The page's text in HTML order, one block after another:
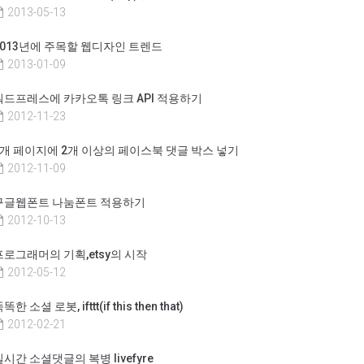
2013-05-13
년에 주목할 웹디자인 트렌드
2013-01-09
드프레스에 카카오톡 링크 API 적용하기
2012-11-23
페이지에 2개 이상의 페이스북 댓글 박스 넣기
2012-11-09
글웹폰트 나눔폰트 적용하기
2012-10-13
로그래머의 기획,etsy의 시작
2012-05-12
똑한 소셜 로봇, ifttt(if this then that)
2012-02-21
시간 소셜댓글의 복병 livefyre